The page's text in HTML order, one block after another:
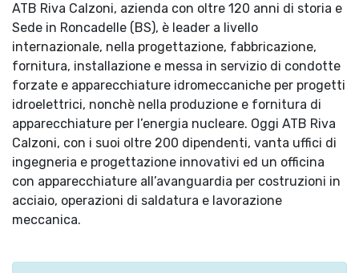
ATB Riva Calzoni, azienda con oltre 120 anni di storia e
Sede in Roncadelle (BS), è leader a livello
internazionale, nella progettazione, fabbricazione,
fornitura, installazione e messa in servizio di condotte
forzate e apparecchiature idromeccaniche per progetti
idroelettrici, nonchè nella produzione e fornitura di
apparecchiature per l’energia nucleare. Oggi ATB Riva
Calzoni, con i suoi oltre 200 dipendenti, vanta uffici di
ingegneria e progettazione innovativi ed un officina
con apparecchiature all’avanguardia per costruzioni in
acciaio, operazioni di saldatura e lavorazione
meccanica.